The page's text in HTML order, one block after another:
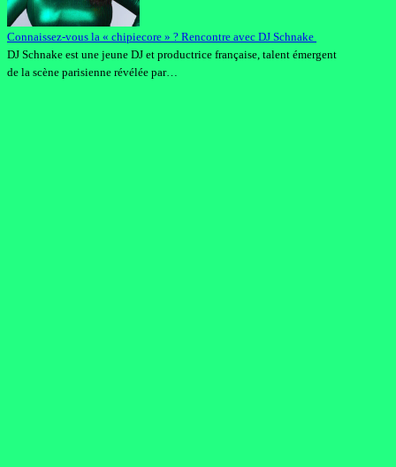
Connaissez-vous la « chipiecore » ? Rencontre avec DJ Schnake
DJ Schnake est une jeune DJ et productrice française, talent émergent
de la scène parisienne révélée par…